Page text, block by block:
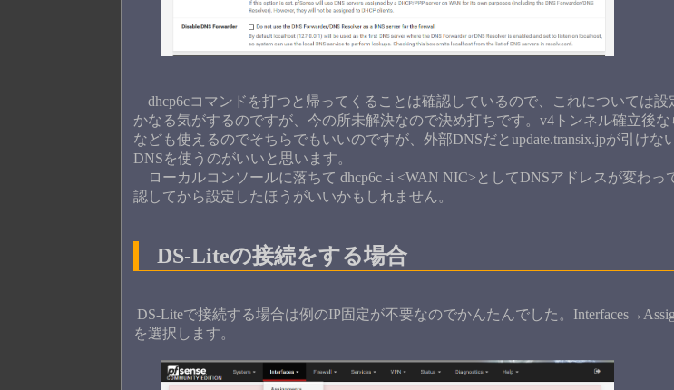
dhcp6cコマンドを打つと帰ってくることは確認しているので、これについては設
かなる気がするのですが、今の所未解決なので決め打ちです。v4トンネル確立後な
なども使えるのでそちらでもいいのですが、外部DNSだとupdate.transix.jpが引けな
DNSを使うのがいいと思います。
ローカルコンソールに落ちて dhcp6c -i <WAN NIC>としてDNSアドレスが変わっ
認してから設定したほうがいいかもしれません。
DS-Liteの接続をする場合
DS-Liteで接続する場合は例のIP固定が不要なのでかんたんでした。
を選択します。